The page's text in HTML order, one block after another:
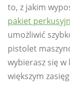
to, z jakim
pakiet
umożliwić
pistolet
wybierasz się
większym